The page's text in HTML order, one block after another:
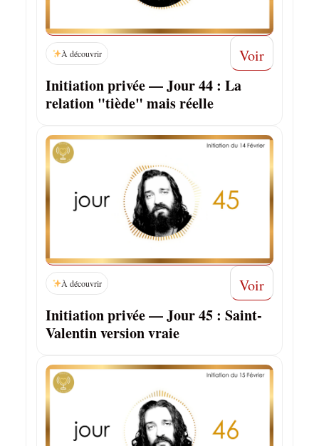
À découvrir Voir
Initiation privée — Jour 44 : La
relation "tiède" mais réelle
À découvrir Voir
Initiation privée — Jour 45 : Saint-
Valentin version vraie